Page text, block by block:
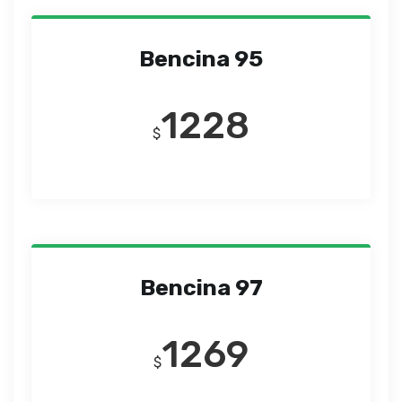
Bencina 95
$1228
Bencina 97
$1269